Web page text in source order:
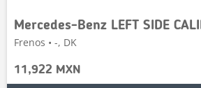
Frenos • -, DK
11,922 MXN